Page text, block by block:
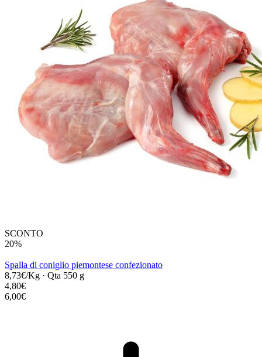
SCONTO
20%
Spalla di coniglio piemontese confezionato
8,73€/Kg · Qta 550 g
4,80€
6,00€